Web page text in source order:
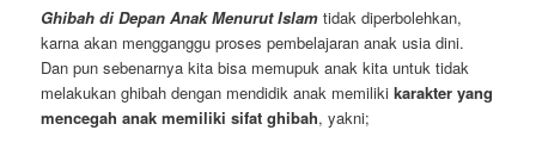
Ghibah di Depan Anak Menurut Islam tidak diperbolehkan,
karna akan mengganggu proses pembelajaran anak usia dini.
Dan pun sebenarnya kita bisa memupuk anak kita untuk tidak
melakukan ghibah dengan mendidik anak memilikikarakter yang
mencegah anak memiliki sifat ghibah, yakni;